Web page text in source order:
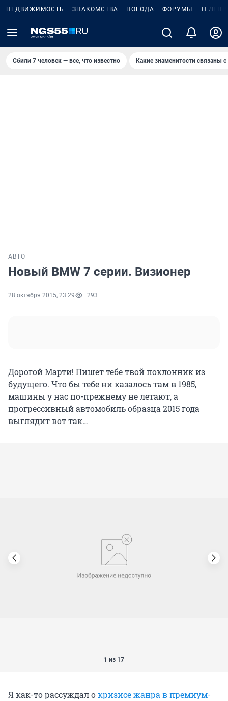
НЕДВИЖИМОСТЬ ЗНАКОМСТВА ПОГОДА ФОРУМЫ
Сбили 7 человек — все, что известно Какие знаменитости связаны
АВТО
Новый BMW 7 серии. Визионер
28 октября 2015, 23:29 293
Дорогой Марти! Пишет тебе твой поклонник из
будущего. Что бы тебе ни казалось там в 1985,
машины у нас по-прежнему не летают, а
прогрессивный автомобиль образца 2015 года
выглядит вот так…
1 из 17
Я как-то рассуждал окризисе жанра в премиум-